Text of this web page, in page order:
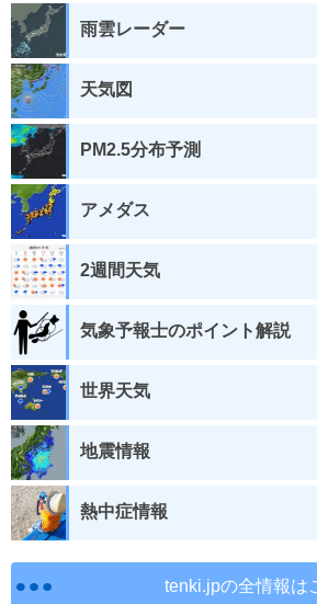
雨雲レーダー
天気図
PM2.5分布予測
アメダス
2週間天気
気象予報士のポイント解説
世界天気
地震情報
熱中症情報
tenki.jpの全情報は